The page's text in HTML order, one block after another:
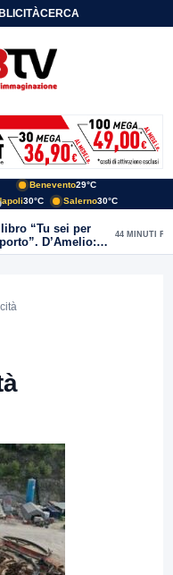
CERCA
Benevento29°C
30°C Salerno30°C
“Tu sei per
D’Amelio:
futuro
44 MINUTI FA